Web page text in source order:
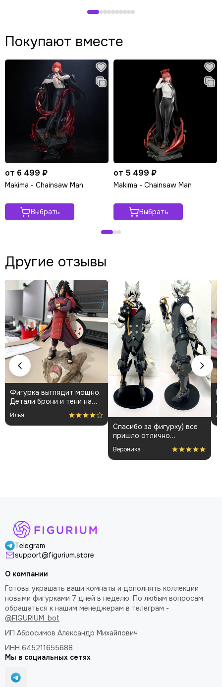
Покупают вместе
от 6 499 ₽
Makima - Chainsaw Man
Выбрать
от 5 499 ₽
Makima - Chainsaw Man
Выбрать
Другие отзывы
Фигурка выглядит мощно.
Детали брони и тени на
плаще проработаны
аккуратно. Пришла быстро
и без повреждений.
Илья
Спасибо за фигурку) все
пришло отлично
упакованным. Отдельная
благодарность за
покраску модели.
Вероника
Telegram
support@figurium.store
О компании
Готовы украшать ваши комнаты и дополнять коллекции
новыми фигурками 7 дней в неделю. По любым вопросам
обращаться к нашим менеджерам в телеграм -
@FIGURIUM_bot
ИП Абросимов Александр Михайлович
ИНН 645211655688
Мы в социальных сетях